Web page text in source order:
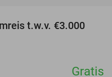
t.w.v. €3.000
Gratis